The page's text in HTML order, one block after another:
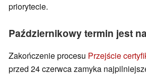
priorytecie.
Październikowy termin jest
Zakończenie procesu Przejście
przed 24 czerwca zamyka